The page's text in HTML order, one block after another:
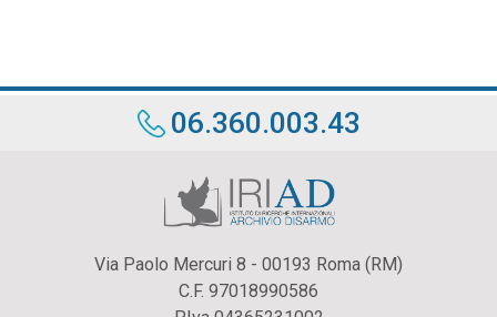
06.360.003.43
Via Paolo Mercuri 8 - 00193 Roma (RM)
C.F. 97018990586